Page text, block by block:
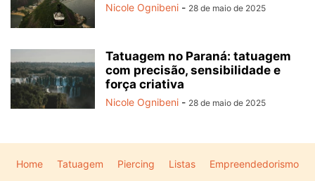
Nicole Ognibeni - 28 de maio de 2025
Tatuagem no Paraná: tatuagem
com precisão, sensibilidade e
força criativa
Nicole Ognibeni - 28 de maio de 2025
Home Tatuagem Piercing Listas Empreendedorismo